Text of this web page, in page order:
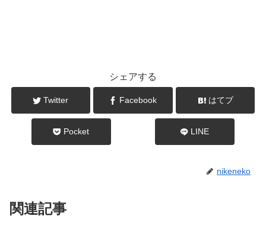
シェアする
Twitter Facebook はてブ
Pocket LINE
nikeneko
関連記事